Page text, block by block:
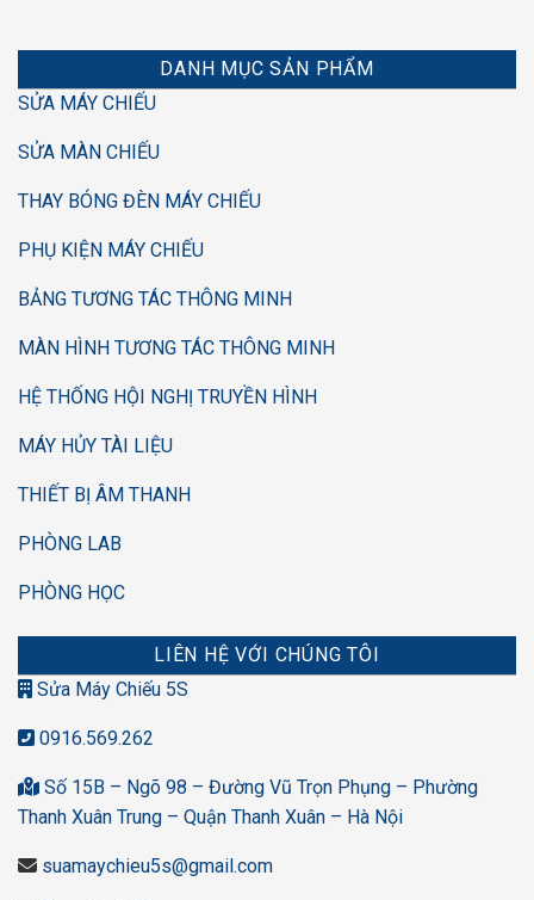
DANH MỤC SẢN PHẨM
SỬA MÁY CHIẾU
SỬA MÀN CHIẾU
THAY BÓNG ĐÈN MÁY CHIẾU
PHỤ KIỆN MÁY CHIẾU
BẢNG TƯƠNG TÁC THÔNG MINH
MÀN HÌNH TƯƠNG TÁC THÔNG MINH
HỆ THỐNG HỘI NGHỊ TRUYỀN HÌNH
MÁY HỦY TÀI LIỆU
THIẾT BỊ ÂM THANH
PHÒNG LAB
PHÒNG HỌC
LIÊN HỆ VỚI CHÚNG TÔI
Sửa Máy Chiếu 5S
0916.569.262
Số 15B – Ngõ 98 – Đường Vũ Trọn Phụng – Phường
Thanh Xuân Trung – Quận Thanh Xuân – Hà Nội
suamaychieu5s@gmail.com